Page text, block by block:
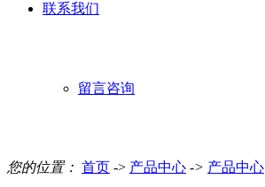
联系我们
留言咨询
您的位置： 首页 -> 产品中心 -> 产品中心